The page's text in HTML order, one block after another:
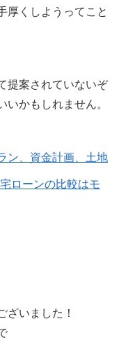
厚くしようってこと
提案されていないぞ
いかもしれません。
ン、資金計画、土地
ローンの比較はモ
ざいました！